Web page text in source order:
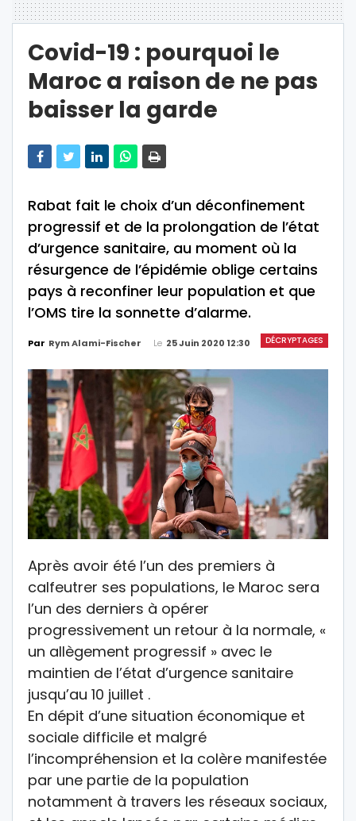
Covid-19 : pourquoi le
Maroc a raison de ne pas
baisser la garde
Rabat fait le choix d’un déconfinement
progressif et de la prolongation de l’état
d’urgence sanitaire, au moment où la
résurgence de l’épidémie oblige certains
pays à reconfiner leur population et que
l’OMS tire la sonnette d’alarme.
DÉCRYPTAGES
Par Rym Alami-Fischer Le 25 Juin 2020 12:30
Après avoir été l’un des premiers à
calfeutrer ses populations, le Maroc sera
l’un des derniers à opérer
progressivement un retour à la normale, «
un allègement progressif » avec le
maintien de l’état d’urgence sanitaire
jusqu’au 10 juillet .
En dépit d’une situation économique et
sociale difficile et malgré
l’incompréhension et la colère manifestée
par une partie de la population
notamment à travers les réseaux sociaux,